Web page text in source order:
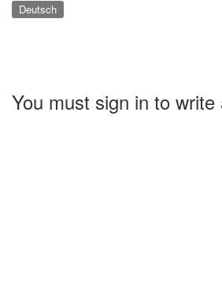
Deutsch
You must sign in to